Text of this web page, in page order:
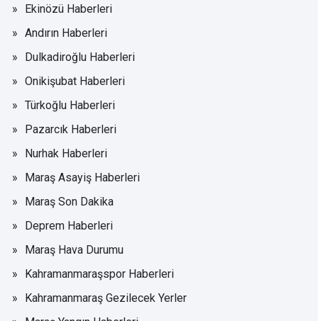
Ekinözü Haberleri
Andırın Haberleri
Dulkadiroğlu Haberleri
Onikişubat Haberleri
Türkoğlu Haberleri
Pazarcık Haberleri
Nurhak Haberleri
Maraş Asayiş Haberleri
Maraş Son Dakika
Deprem Haberleri
Maraş Hava Durumu
Kahramanmaraşspor Haberleri
Kahramanmaraş Gezilecek Yerler